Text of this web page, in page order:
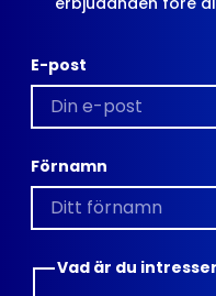
E-post
Förnamn
Vad är du